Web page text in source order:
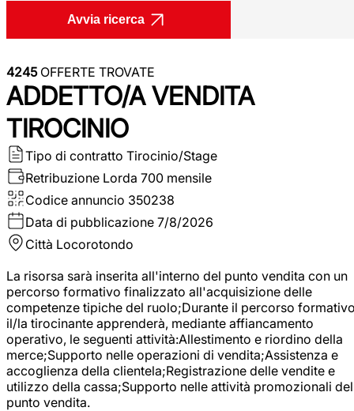
Avvia ricerca
4245OFFERTE TROVATE
ADDETTO/A VENDITA
TIROCINIO
Tipo di contratto Tirocinio/Stage
Retribuzione Lorda 700 mensile
Codice annuncio 350238
Data di pubblicazione 7/8/2026
Città Locorotondo
La risorsa sarà inserita all'interno del punto vendita con un
percorso formativo finalizzato all'acquisizione delle
competenze tipiche del ruolo;Durante il percorso
il/la tirocinante apprenderà, mediante affiancamento
operativo, le seguenti attività:Allestimento e riordino della
merce;Supporto nelle operazioni di vendita;Assistenza e
accoglienza della clientela;Registrazione delle vendite e
utilizzo della cassa;Supporto nelle attività promozionali del
punto vendita.